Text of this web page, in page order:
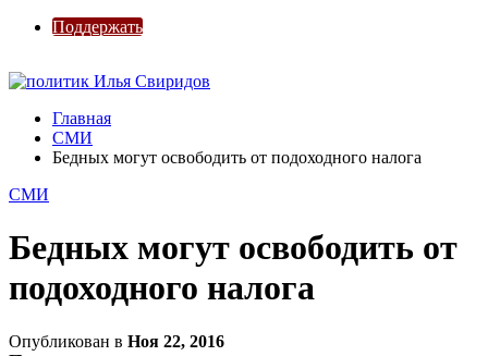
Поддержать
Главная
СМИ
Бедных могут освободить от подоходного налога
СМИ
Бедных могут освободить от
подоходного налога
Опубликован в Ноя 22, 2016